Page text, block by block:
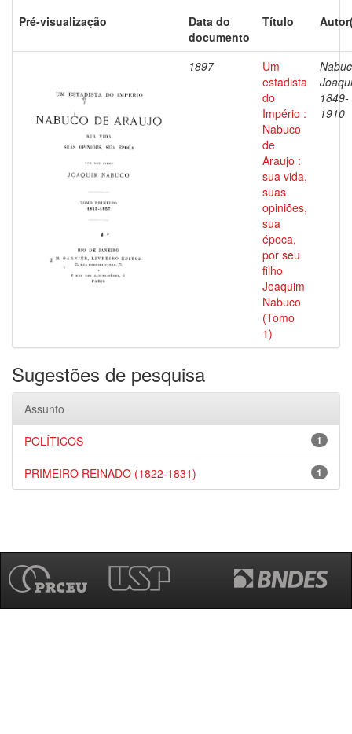
Pré-visualização
Data do
documento
Título
1897
Um
estadista
do
Império :
Nabuco
de
Araujo :
sua vida,
suas
opiniões,
sua
época,
por seu
filho
Joaquim
Nabuco
(Tomo
1)
1849-
1910
Sugestões de pesquisa
Assunto
1
POLÍTICOS
1
PRIMEIRO REINADO (1822-1831)